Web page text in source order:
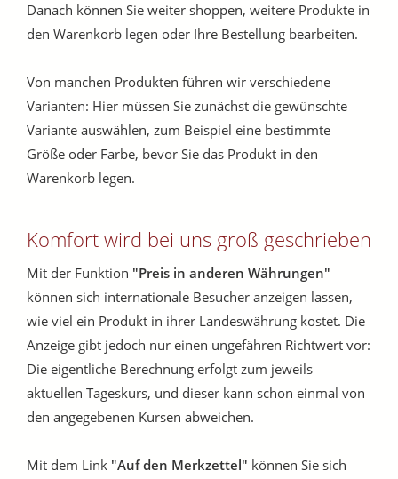
Danach können Sie weiter shoppen, weitere Produkte in
den Warenkorb legen oder Ihre Bestellung bearbeiten.
Von manchen Produkten führen wir verschiedene
Varianten: Hier müssen Sie zunächst die gewünschte
Variante auswählen, zum Beispiel eine bestimmte
Größe oder Farbe, bevor Sie das Produkt in den
Warenkorb legen.
Komfort wird bei uns groß geschrieben
Mit der Funktion "Preis in anderen Währungen"
können sich internationale Besucher anzeigen lassen,
wie viel ein Produkt in ihrer Landeswährung kostet. Die
Anzeige gibt jedoch nur einen ungefähren Richtwert vor:
Die eigentliche Berechnung erfolgt zum jeweils
aktuellen Tageskurs, und dieser kann schon einmal von
den angegebenen Kursen abweichen.
Mit dem Link "Auf den Merkzettel" können Sie sich